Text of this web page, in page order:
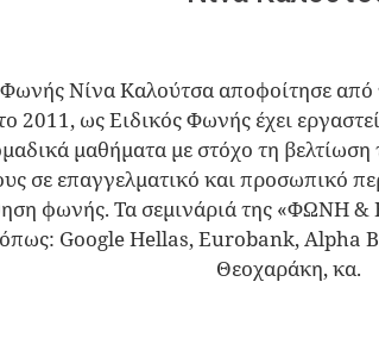
Νίνα Καλούτσα αποφοίτησε
ως Ειδικός Φωνής έχει
μαθήματα με στόχο τη
σε επαγγελματικό και προσωπικό
φωνής. Τα σεμινάριά της «ΦΩΝΗ &
όπως: Google Hellas, Eurobank,
Θεοχαράκη, κα.